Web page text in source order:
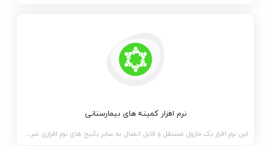
نرم افزار کمیته های بیمارستانی
این نرم افزار یک ماژول مستقل و قابل اتصال به سایر پکیج های نرم افزاری شرکت اکسین است که در بستر وب ت